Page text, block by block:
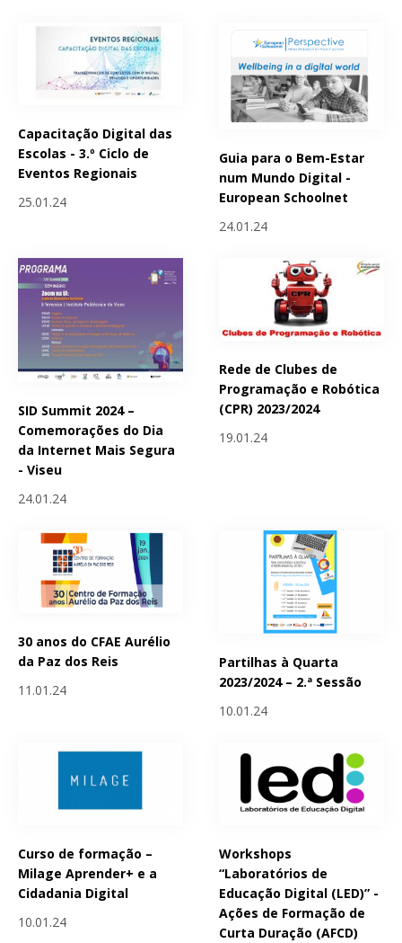
Capacitação Digital das
Escolas - 3.º Ciclo de
Eventos Regionais
25.01.24
Guia para o Bem-Estar
num Mundo Digital -
European Schoolnet
24.01.24
SID Summit 2024 –
Comemorações do Dia
da Internet Mais Segura
- Viseu
24.01.24
Rede de Clubes de
Programação e Robótica
(CPR) 2023/2024
19.01.24
30 anos do CFAE Aurélio
da Paz dos Reis
11.01.24
Partilhas à Quarta
2023/2024 – 2.ª Sessão
10.01.24
Curso de formação –
Milage Aprender+ e a
Cidadania Digital
10.01.24
Workshops
“Laboratórios de
Educação Digital (LED)” -
Ações de Formação de
Curta Duração (AFCD)